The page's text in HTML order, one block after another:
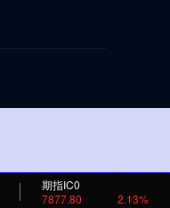
期指IC0
7877.80
2.13%